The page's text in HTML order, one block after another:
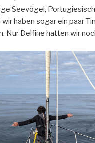
Seevögel,
wir haben sogar ein paar
Nur Delfine hatten wir